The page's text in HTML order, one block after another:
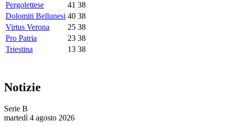
Pergolettese
41 38
Dolomiti Bellunesi 40 38
Virtus Verona
25 38
Pro Patria
23 38
Triestina
13 38
Notizie
Serie B
martedì 4 agosto 2026